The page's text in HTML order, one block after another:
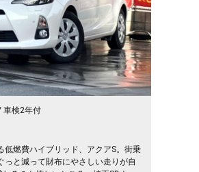
車検2年付
低燃費ハイブリッド、アクアS。街乗
っと減って財布にやさしい走りが自